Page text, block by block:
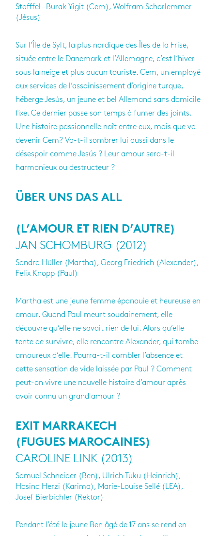
Stafffel – Burak Yigit (Cem), Wolfram Schorlemmer
(Jésus)
Sur l’Île de Sylt, la plus nordique des Îles de la Frise,
située entre le Danemark et l’Allemagne, c’est l’hiver
sous la neige et plus aucun touriste. Cem, un employé
aux services de l’assainissement d’origine turque,
héberge Jesús, un jeune et bel Allemand sans domicile
fixe. Ce dernier passe son temps à fumer des joints.
Une histoire passionnelle naît entre eux, mais que va
devenir Cem? Va-t-il sombrer lui aussi dans le
désespoir comme Jesús ? Leur amour sera-t-il
harmonieux ou destructeur ?
ÜBER UNS DAS ALL
(L’AMOUR ET RIEN D’AUTRE)
JAN SCHOMBURG (2012)
Sandra Hüller (Martha), Georg Friedrich (Alexander),
Felix Knopp (Paul)
Martha est une jeune femme épanouie et heureuse en
amour. Quand Paul meurt soudainement, elle
découvre qu’elle ne savait rien de lui. Alors qu’elle
tente de survivre, elle rencontre Alexander, qui tombe
amoureux d’elle. Pourra-t-il combler l’absence et
cette sensation de vide laissée par Paul ? Comment
peut-on vivre une nouvelle histoire d’amour après
avoir connu un grand amour ?
EXIT MARRAKECH
(FUGUES MAROCAINES)
CAROLINE LINK (2013)
Samuel Schneider (Ben), Ulrich Tuku (Heinrich),
Hasina Herzi (Karima), Marie-Louise Sellé (LEA),
Josef Bierbichler (Rektor)
Pendant l’été le jeune Ben âgé de 17 ans se rend en